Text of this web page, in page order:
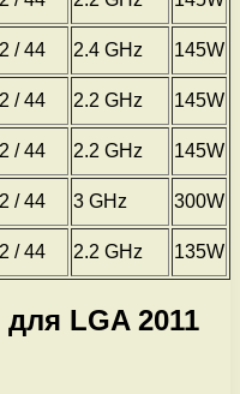
/ 44 2.4 GHz
145W
/ 44 2.2 GHz
145W
/ 44 2.2 GHz
145W
/ 44 3 GHz
300W
/ 44 2.2 GHz 135W
LGA 2011